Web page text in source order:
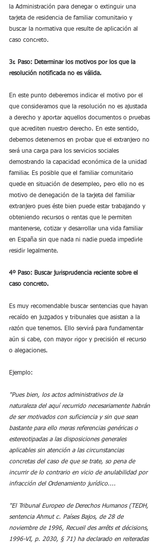
la Administración para denegar o extinguir una
tarjeta de residencia de familiar comunitario y
buscar la normativa que resulte de aplicación al
caso concreto.
3r. Paso: Determinar los motivos por los que la
resolución notificada no es válida.
En este punto deberemos indicar el motivo por el
que consideramos que la resolución no es ajustada
a derecho y aportar aquellos documentos o pruebas
que acrediten nuestro derecho. En este sentido,
debemos detenernos en probar que el extranjero no
será una carga para los servicios sociales
demostrando la capacidad económica de la unidad
familiar. Es posible que el familiar comunitario
quede en situación de desempleo, pero ello no es
motivo de denegación de la tarjeta del familiar
extranjero pues éste bien puede estar trabajando y
obteniendo recursos o rentas que le permiten
mantenerse, cotizar y desarrollar una vida familiar
en España sin que nada ni nadie pueda impedirle
residir legalmente.
4º Paso: Buscar jurisprudencia reciente sobre el
caso concreto.
Es muy recomendable buscar sentencias que hayan
recaído en juzgados y tribunales que asistan a la
razón que tenemos. Ello servirá para fundamentar
aún si cabe, con mayor rigor y precisión el recurso
o alegaciones.
Ejemplo:
"Pues bien, los actos administrativos de la
naturaleza del aquí recurrido necesariamente habrán
de ser motivados con suficiencia y sin que sean
bastante para ello meras referencias genéricas o
estereotipadas a las disposiciones generales
aplicables sin atención a las circunstancias
concretas del caso de que se trate, so pena de
incurrir de lo contrario en vicio de anulabilidad por
infracción del Ordenamiento jurídico....
"El Tribunal Europeo de Derechos Humanos (TEDH,
sentencia Ahmut c. Países Bajos, de 28 de
noviembre de 1996, Recueil des arrêts et décisions,
1996-VI, p. 2030, § 71) ha declarado en reiteradas